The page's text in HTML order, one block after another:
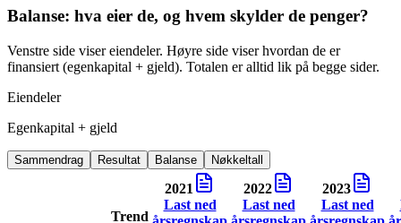
Balanse: hva eier de, og hvem skylder de penger?
Venstre side viser eiendeler. Høyre side viser hvordan de er
finansiert (egenkapital + gjeld). Totalen er alltid lik på begge sider.
Eiendeler
Egenkapital + gjeld
Sammendrag Resultat Balanse Nøkkeltall
Trend
2021
Last ned
2022
Last ned
2023
Last ned